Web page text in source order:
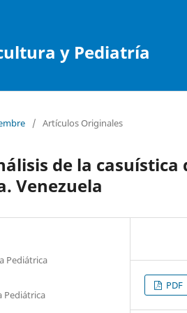
y Pediatría
/ Artículos Originales
de la casuística
Venezuela
Pediátrica
Pediátrica
PDF